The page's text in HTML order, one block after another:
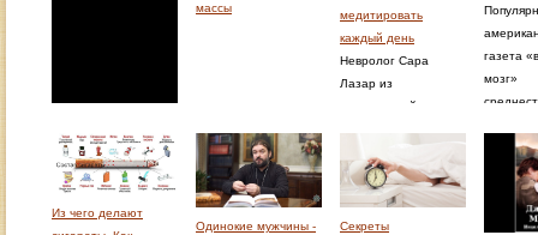
массы
медитировать
каждый день
Невролог Сара
Лазар из
медицинской школы
медитациюсовершенно
случайно. Она
получила травму,
газета
мозг»
о том
Из чего делают
Одинокие мужчины - Секреты